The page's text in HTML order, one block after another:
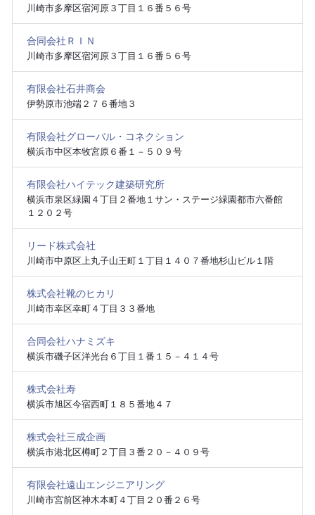
川崎市多摩区宿河原３丁目１６番５６号
合同会社ＲＩＮ
川崎市多摩区宿河原３丁目１６番５６号
有限会社石井商会
伊勢原市池端２７６番地３
有限会社グローバル・コネクション
横浜市中区本牧宮原６番１－５０９号
有限会社ハイテック建築研究所
横浜市泉区緑園４丁目２番地１サン・ステージ緑園都市六番館
１２０２号
リード株式会社
川崎市中原区上丸子山王町１丁目１４０７番地杉山ビル１階
株式会社靴のヒカリ
川崎市幸区幸町４丁目３３番地
合同会社ハナミズキ
横浜市磯子区洋光台６丁目１番１５－４１４号
株式会社寿
横浜市旭区今宿西町１８５番地４７
株式会社三成企画
横浜市港北区樽町２丁目３番２０－４０９号
有限会社遠山エンジニアリング
川崎市宮前区神木本町４丁目２０番２６号